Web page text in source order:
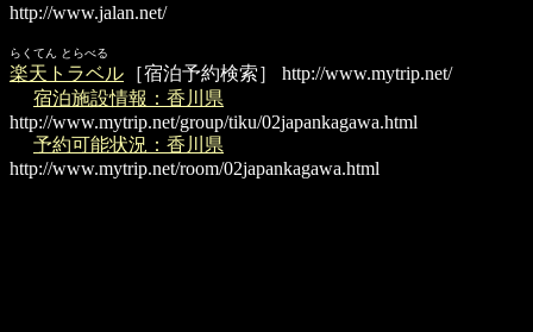
http://www.jalan.net/
らくてん とらべる
楽天トラベル ［宿泊予約検索］
http://www.mytrip.net/
宿泊施設情報：香川県
http://www.mytrip.net/group/tiku/02japankagawa.html
予約可能状況：香川県
http://www.mytrip.net/room/02japankagawa.html